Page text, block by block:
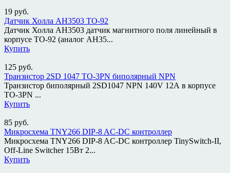
19 руб.
Датчик Холла AH3503 TO-92
Датчик Холла AH3503 датчик магнитного поля линейный в
корпусе TO-92 (аналог AH35...
Купить
125 руб.
Транзистор 2SD 1047 TO-3PN биполярный NPN
Транзистор биполярный 2SD1047 NPN 140V 12A в корпусе
TO-3PN ...
Купить
85 руб.
Микросхема TNY266 DIP-8 AC-DC контроллер
Микросхема TNY266 DIP-8 AC-DC контроллер TinySwitch-II,
Off-Line Switcher 15Вт 2...
Купить